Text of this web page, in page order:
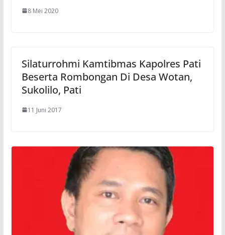
8 Mei 2020
Silaturrohmi Kamtibmas Kapolres Pati
Beserta Rombongan Di Desa Wotan,
Sukolilo, Pati
11 Juni 2017